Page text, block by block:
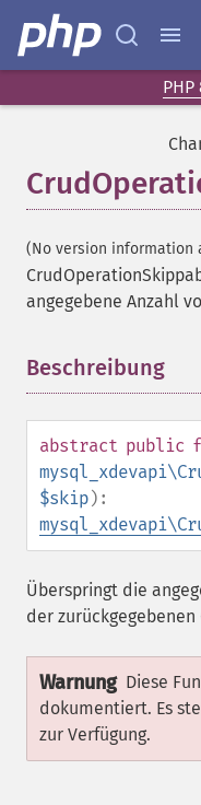
(No version information
angegebene Anzahl
Beschreibung
abstract public
$skip):
Überspringt die
der zurückgegebenen
Warnung Diese
dokumentiert. Es
zur Verfügung.